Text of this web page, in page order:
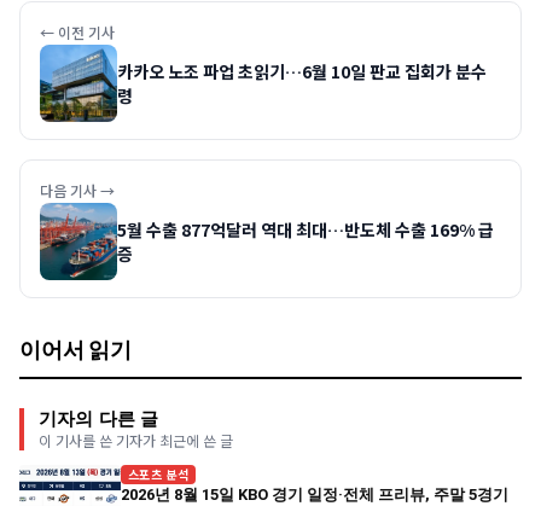
← 이전 기사
카카오 노조 파업 초읽기…6월 10일 판교 집회가 분수
령
다음 기사 →
5월 수출 877억달러 역대 최대…반도체 수출 169% 급
증
이어서 읽기
기자의 다른 글
이 기사를 쓴 기자가 최근에 쓴 글
스포츠 분석
2026년 8월 15일 KBO 경기 일정·전체 프리뷰, 주말 5경기